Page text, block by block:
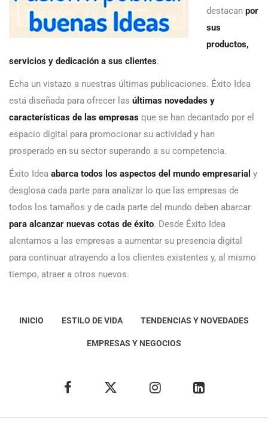
destacan por
sus
productos,
servicios y dedicación a sus clientes.
Echa un vistazo a nuestras últimas publicaciones. Éxito Idea
está diseñada para ofrecer las últimas novedades y
características de las empresas que se han decantado por el
espacio digital para promocionar su actividad y han
prosperado en su sector superando a su competencia.
Éxito Idea abarca todos los aspectos del mundo empresarial y
desglosa cada parte para analizar lo que las empresas de
todos los tamaños y de cada parte del mundo deben abarcar
para alcanzar nuevas cotas de éxito. Desde Éxito Idea
alentamos a las empresas a aumentar su presencia digital
para continuar atrayendo a los clientes existentes y, al mismo
tiempo, atraer a otros nuevos.
INICIO ESTILO DE VIDA TENDENCIAS Y NOVEDADES
EMPRESAS Y NEGOCIOS